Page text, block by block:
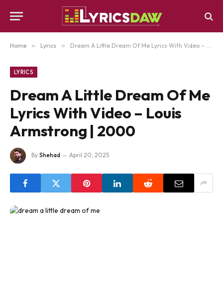
Home » Lyrics » Dream A Little Dream Of Me Lyrics With Video – Louis Armstrong | 2000
LYRICS
Dream A Little Dream Of Me
Lyrics With Video – Louis
Armstrong | 2000
By Shehad April 20, 2025